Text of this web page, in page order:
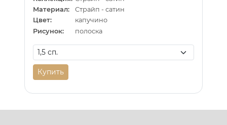
Материал:
Страйп - сатин
Цвет:
капучино
Рисунок:
полоска
Купить